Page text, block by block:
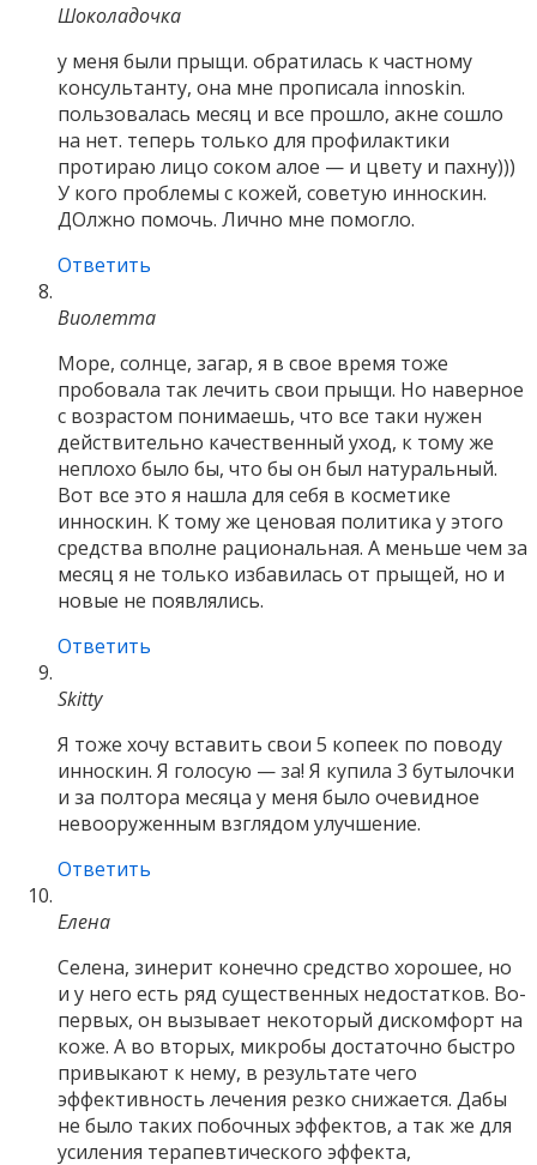
Шоколадочка
у меня были прыщи. обратилась к частному
консультанту, она мне прописала innoskin.
пользовалась месяц и все прошло, акне сошло
на нет. теперь только для профилактики
протираю лицо соком алое — и цвету и пахну)))
У кого проблемы с кожей, советую инноскин.
ДОлжно помочь. Лично мне помогло.
Ответить
Виолетта
Море, солнце, загар, я в свое время тоже
пробовала так лечить свои прыщи. Но наверное
с возрастом понимаешь, что все таки нужен
действительно качественный уход, к тому же
неплохо было бы, что бы он был натуральный.
Вот все это я нашла для себя в косметике
инноскин. К тому же ценовая политика у этого
средства вполне рациональная. А меньше чем за
месяц я не только избавилась от прыщей, но и
новые не появлялись.
Ответить
Skitty
Я тоже хочу вставить свои 5 копеек по поводу
инноскин. Я голосую — за! Я купила 3 бутылочки
и за полтора месяца у меня было очевидное
невооруженным взглядом улучшение.
Ответить
Елена
Селена, зинерит конечно средство хорошее, но
и у него есть ряд существенных недостатков. Во-
первых, он вызывает некоторый дискомфорт на
коже. А во вторых, микробы достаточно быстро
привыкают к нему, в результате чего
эффективность лечения резко снижается. Дабы
не было таких побочных эффектов, а так же для
усиления терапевтического эффекта,